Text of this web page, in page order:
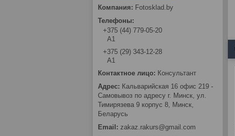
Fotosklad.by
+375 (44) 779-05-20
А1
+375 (29) 343-12-28
А1
Консультант
Кальварийская 16 офис 219 -
Самовывоз по адресу г. Минск, ул.
Тимирязева 9 корпус 8, Минск,
Беларусь
zakaz.rakurs@gmail.com